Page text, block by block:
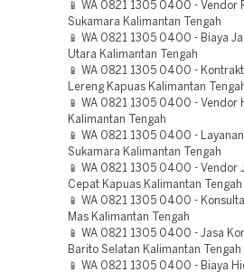
📱 WA 0821 1305 0400 - Vendor
Sukamara Kalimantan Tengah
📱 WA 0821 1305 0400 - Biaya
Utara Kalimantan Tengah
📱 WA 0821 1305 0400 -
Lereng Kapuas Kalimantan
📱 WA 0821 1305 0400 - Vendor
Kalimantan Tengah
📱 WA 0821 1305 0400 -
Sukamara Kalimantan Tengah
📱 WA 0821 1305 0400 - Vendor
Cepat Kapuas Kalimantan Tengah
📱 WA 0821 1305 0400 -
Mas Kalimantan Tengah
📱 WA 0821 1305 0400 - Jasa
Barito Selatan Kalimantan Tengah
📱 WA 0821 1305 0400 - Biaya